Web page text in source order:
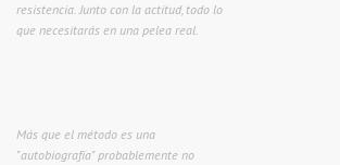
resistencia. Junto con la actitud, todo lo
que necesitarás en una pelea real.
Más que el método es una
"autobiografía" probablemente no